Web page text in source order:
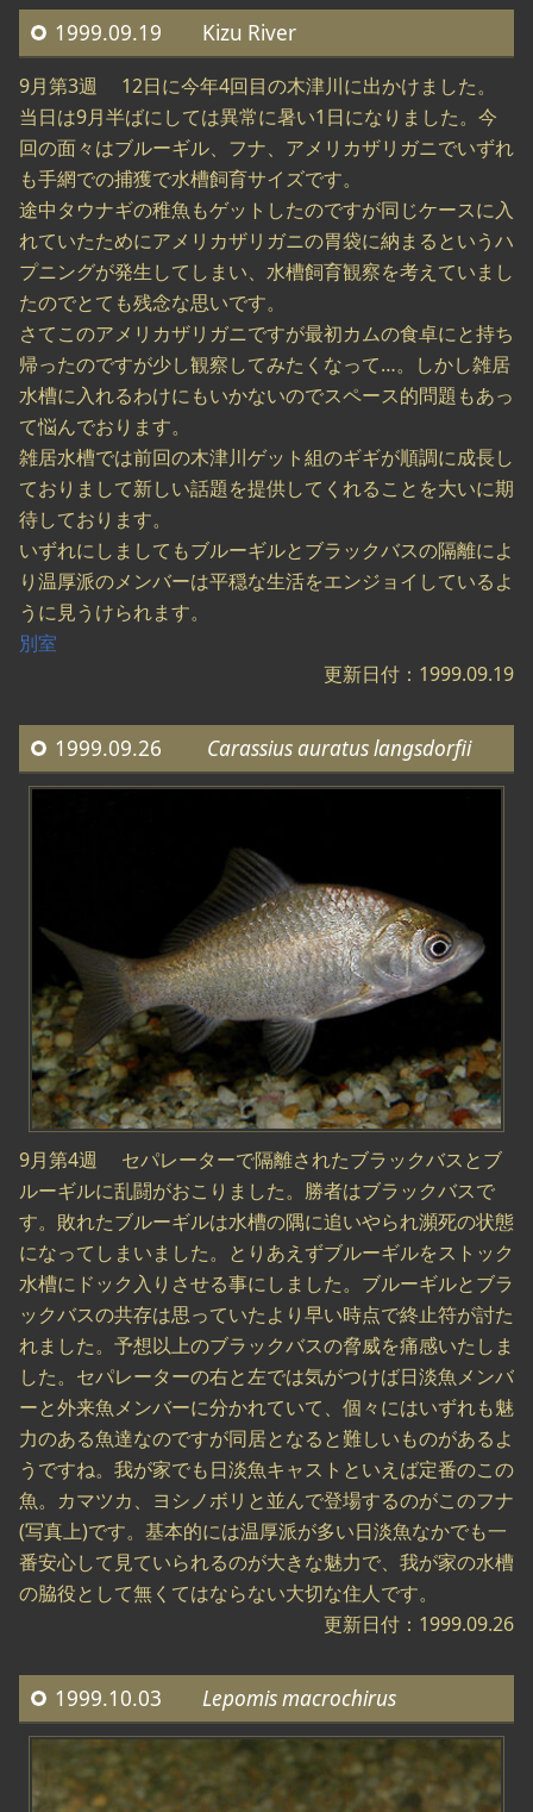
1999.09.19 Kizu River
9月第3週 12日に今年4回目の木津川に出かけました。
当日は9月半ばにしては異常に暑い1日になりました。今
回の面々はブルーギル、フナ、アメリカザリガニでいずれ
も手網での捕獲で水槽飼育サイズです。
途中タウナギの稚魚もゲットしたのですが同じケースに入
れていたためにアメリカザリガニの胃袋に納まるというハ
プニングが発生してしまい、水槽飼育観察を考えていまし
たのでとても残念な思いです。
さてこのアメリカザリガニですが最初カムの食卓にと持ち
帰ったのですが少し観察してみたくなって…。しかし雑居
水槽に入れるわけにもいかないのでスペース的問題もあっ
て悩んでおります。
雑居水槽では前回の木津川ゲット組のギギが順調に成長し
ておりまして新しい話題を提供してくれることを大いに期
待しております。
いずれにしましてもブルーギルとブラックバスの隔離によ
り温厚派のメンバーは平穏な生活をエンジョイしているよ
うに見うけられます。
別室
更新日付：1999.09.19
1999.09.26 Carassius auratus langsdorfii
9月第4週 セパレーターで隔離されたブラックバスとブ
ルーギルに乱闘がおこりました。勝者はブラックバスで
す。敗れたブルーギルは水槽の隅に追いやられ瀕死の状態
になってしまいました。とりあえずブルーギルをストック
水槽にドック入りさせる事にしました。ブルーギルとブラ
ックバスの共存は思っていたより早い時点で終止符が討た
れました。予想以上のブラックバスの脅威を痛感いたしま
した。セパレーターの右と左では気がつけば日淡魚メンバ
ーと外来魚メンバーに分かれていて、個々にはいずれも魅
力のある魚達なのですが同居となると難しいものがあるよ
うですね。我が家でも日淡魚キャストといえば定番のこの
魚。カマツカ、ヨシノボリと並んで登場するのがこのフナ
(写真上)です。基本的には温厚派が多い日淡魚なかでも一
番安心して見ていられるのが大きな魅力で、我が家の水槽
の脇役として無くてはならない大切な住人です。
更新日付：1999.09.26
1999.10.03 Lepomis macrochirus